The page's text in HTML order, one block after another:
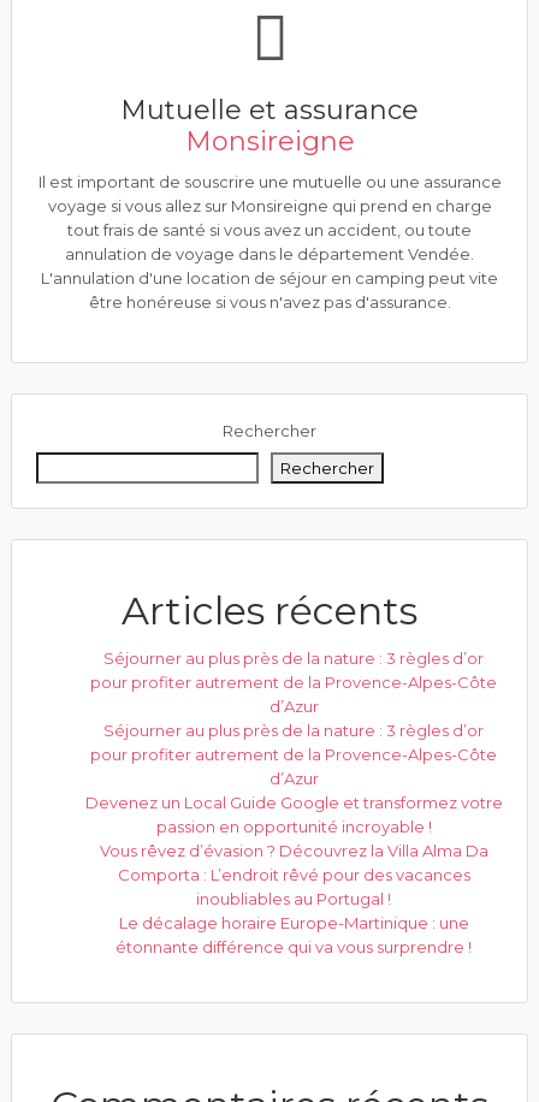
Mutuelle et assurance
Monsireigne
Il est important de souscrire une mutuelle ou une assurance
voyage si vous allez sur Monsireigne qui prend en charge
tout frais de santé si vous avez un accident, ou toute
annulation de voyage dans le département Vendée.
L'annulation d'une location de séjour en camping peut vite
être honéreuse si vous n'avez pas d'assurance.
Rechercher
Rechercher
Articles récents
Séjourner au plus près de la nature : 3 règles d’or
pour profiter autrement de la Provence-Alpes-Côte
d’Azur
Séjourner au plus près de la nature : 3 règles d’or
pour profiter autrement de la Provence-Alpes-Côte
d’Azur
Devenez un Local Guide Google et transformez votre
passion en opportunité incroyable !
Vous rêvez d’évasion ? Découvrez la Villa Alma Da
Comporta : L’endroit rêvé pour des vacances
inoubliables au Portugal !
Le décalage horaire Europe-Martinique : une
étonnante différence qui va vous surprendre !